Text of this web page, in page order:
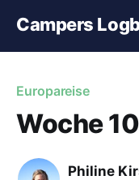
Campers
Europareise
Woche
Philine